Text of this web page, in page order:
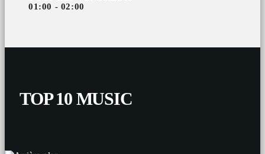
01:00 - 02:00
TOP 10 MUSIC